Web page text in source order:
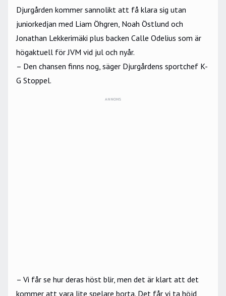
Djurgården kommer sannolikt att få klara sig utan
juniorkedjan med Liam Öhgren, Noah Östlund och
Jonathan Lekkerimäki plus backen Calle Odelius som är
högaktuell för JVM vid jul och nyår.
– Den chansen finns nog, säger Djurgårdens sportchef K-
G Stoppel.
ANNONS
– Vi får se hur deras höst blir, men det är klart att det
kommer att vara lite spelare borta. Det får vi ta höjd